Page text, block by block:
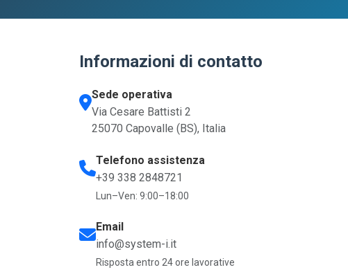
Informazioni di contatto
Sede operativa
Via Cesare Battisti 2
25070 Capovalle (BS), Italia
Telefono assistenza
+39 338 2848721
Lun–Ven: 9:00–18:00
Email
info@system-i.it
Risposta entro 24 ore lavorative